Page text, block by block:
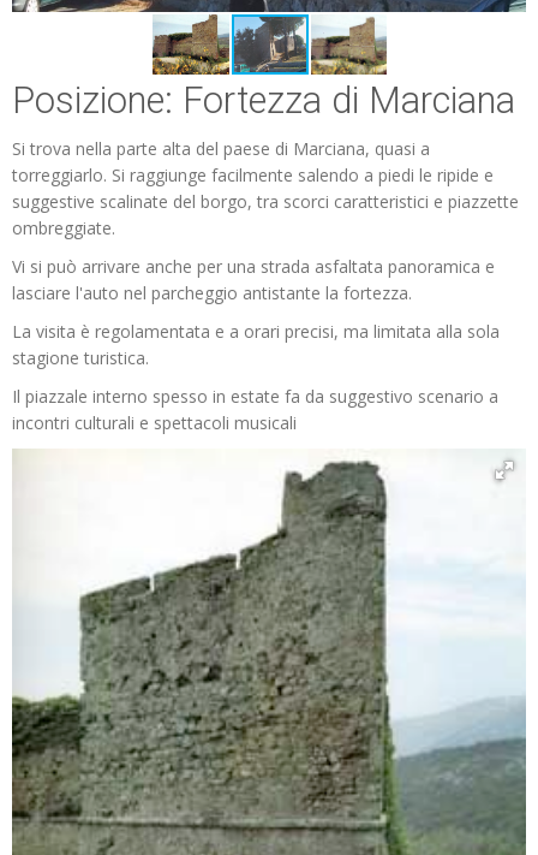
Posizione: Fortezza di Marciana
Si trova nella parte alta del paese di Marciana, quasi a
torreggiarlo. Si raggiunge facilmente salendo a piedi le ripide e
suggestive scalinate del borgo, tra scorci caratteristici e piazzette
ombreggiate.
Vi si può arrivare anche per una strada asfaltata panoramica e
lasciare l'auto nel parcheggio antistante la fortezza.
La visita è regolamentata e a orari precisi, ma limitata alla sola
stagione turistica.
Il piazzale interno spesso in estate fa da suggestivo scenario a
incontri culturali e spettacoli musicali